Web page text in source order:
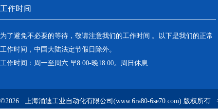
工作时间
为了避免不必要的等待，敬请注意我们的工作时间 。以下是我们的正常
工作时间，中国大陆法定节假日除外。
工作时间：周一至周六 早8:00-晚18:00。周日休息
©2026 上海涌迪工业自动化有限公司(www.6ra80-6se70.com) 版权所有